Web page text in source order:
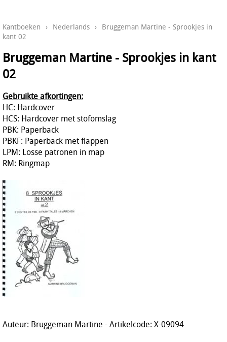
Kantboeken › Nederlands › Bruggeman Martine - Sprookjes in
kant 02
Bruggeman Martine - Sprookjes in kant
02
Gebruikte afkortingen:
HC: Hardcover
HCS: Hardcover met stofomslag
PBK: Paperback
PBKF: Paperback met flappen
LPM: Losse patronen in map
RM: Ringmap
Auteur: Bruggeman Martine - Artikelcode: X-09094